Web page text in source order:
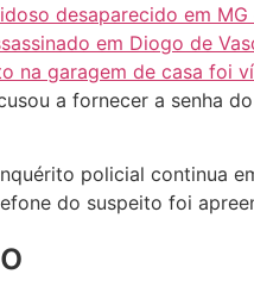
desaparecido em
em Diogo de
na garagem de casa foi
a fornecer a senha
policial continua
do suspeito foi